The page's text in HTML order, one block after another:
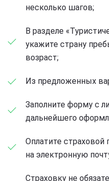
несколько шагов;
В разделе
укажите страну
возраст;
Из предложенных
Заполните форму с
дальнейшего
Оплатите
на электронную
Страховку не